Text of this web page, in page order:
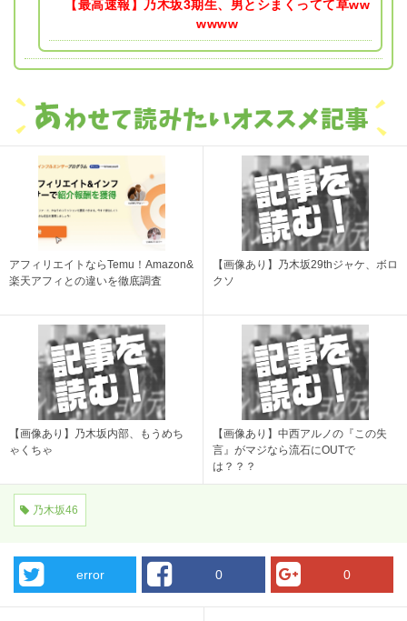
【最高速報】乃木坂3期生、男とシまくってて草ww
wwww
アフィリエイトならTemu！Amazon&
楽天アフィとの違いを徹底調査
【画像あり】乃木坂29thジャケ、ボロ
クソ
【画像あり】乃木坂内部、もうめち
ゃくちゃ
【画像あり】中西アルノの『この失
言』がマジなら流石にOUTで
は？？？
乃木坂46
error 0 0